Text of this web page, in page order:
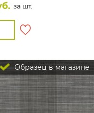
за шт.
Образец в магазине